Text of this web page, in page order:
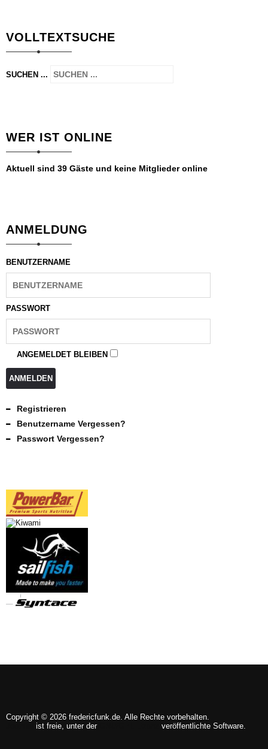
VOLLTEXTSUCHE
SUCHEN ...
WER IST ONLINE
Aktuell sind 39 Gäste und keine Mitglieder online
ANMELDUNG
BENUTZERNAME
PASSWORT
ANGEMELDET BLEIBEN
ANMELDEN
Registrieren
Benutzername Vergessen?
Passwort Vergessen?
Copyright © 2026 fredericfunk.de. Alle Rechte vorbehalten.
ist freie, unter der veröffentlichte Software.